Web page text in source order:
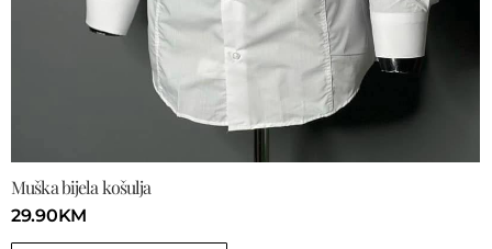
Muška bijela košulja
29.90KM